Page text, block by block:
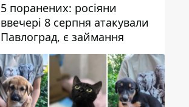
5 поранених: росіяни
ввечері 8 серпня атакували
Павлоград, є займання